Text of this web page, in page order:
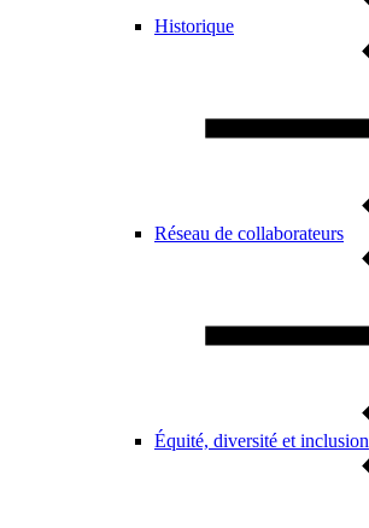
Historique
Réseau de collaborateurs
Équité, diversité et inclusion